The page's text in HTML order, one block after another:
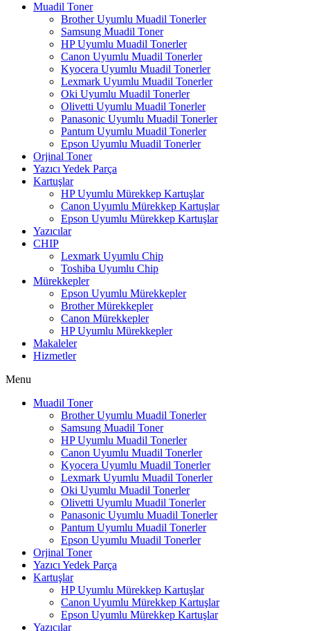
Muadil Toner
Brother Uyumlu Muadil Tonerler
Samsung Muadil Toner
HP Uyumlu Muadil Tonerler
Canon Uyumlu Muadil Tonerler
Kyocera Uyumlu Muadil Tonerler
Lexmark Uyumlu Muadil Tonerler
Oki Uyumlu Muadil Tonerler
Olivetti Uyumlu Muadil Tonerler
Panasonic Uyumlu Muadil Tonerler
Pantum Uyumlu Muadil Tonerler
Epson Uyumlu Muadil Tonerler
Orjinal Toner
Yazıcı Yedek Parça
Kartuşlar
HP Uyumlu Mürekkep Kartuşlar
Canon Uyumlu Mürekkep Kartuşlar
Epson Uyumlu Mürekkep Kartuşlar
Yazıcılar
CHIP
Lexmark Uyumlu Chip
Toshiba Uyumlu Chip
Mürekkepler
Epson Uyumlu Mürekkepler
Brother Mürekkepler
Canon Mürekkepler
HP Uyumlu Mürekkepler
Makaleler
Hizmetler
Menu
Muadil Toner
Brother Uyumlu Muadil Tonerler
Samsung Muadil Toner
HP Uyumlu Muadil Tonerler
Canon Uyumlu Muadil Tonerler
Kyocera Uyumlu Muadil Tonerler
Lexmark Uyumlu Muadil Tonerler
Oki Uyumlu Muadil Tonerler
Olivetti Uyumlu Muadil Tonerler
Panasonic Uyumlu Muadil Tonerler
Pantum Uyumlu Muadil Tonerler
Epson Uyumlu Muadil Tonerler
Orjinal Toner
Yazıcı Yedek Parça
Kartuşlar
HP Uyumlu Mürekkep Kartuşlar
Canon Uyumlu Mürekkep Kartuşlar
Epson Uyumlu Mürekkep Kartuşlar
Yazıcılar